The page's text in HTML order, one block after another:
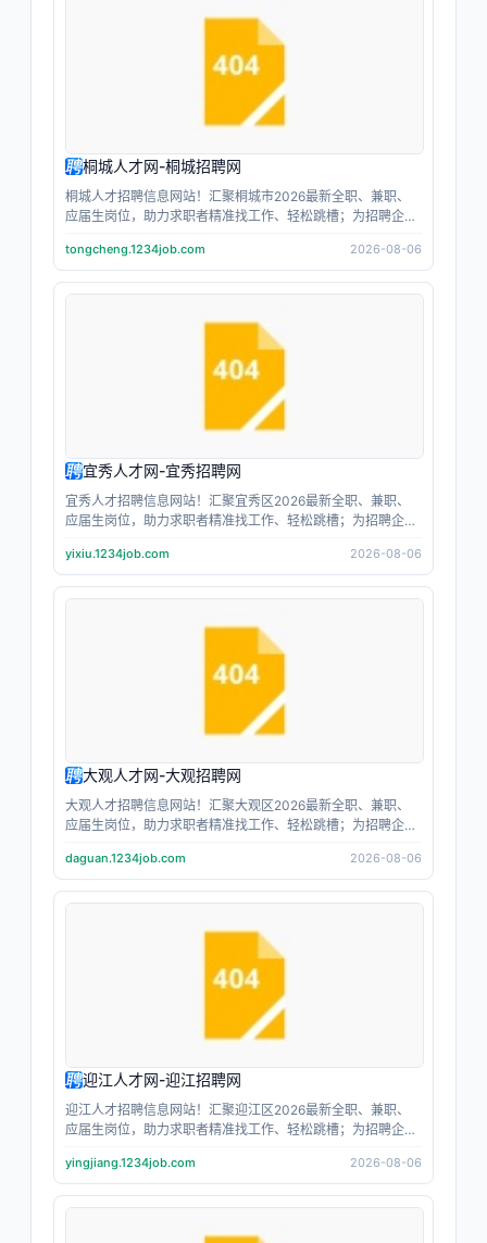
桐城人才网-桐城招聘网
桐城人才招聘信息网站！汇聚桐城市2026最新全职、兼职、
应届生岗位，助力求职者精准找工作、轻松跳槽；为招聘企业
才，上主角跳动；让每个人都成为职场主角。
tongcheng.1234job.com 2026-08-06
宜秀人才网-宜秀招聘网
宜秀人才招聘信息网站！汇聚宜秀区2026最新全职、兼职、
应届生岗位，助力求职者精准找工作、轻松跳槽；为招聘企业
才，上主角跳动；让每个人都成为职场主角。
yixiu.1234job.com 2026-08-06
大观人才网-大观招聘网
大观人才招聘信息网站！汇聚大观区2026最新全职、兼职、
应届生岗位，助力求职者精准找工作、轻松跳槽；为招聘企业
才，上主角跳动；让每个人都成为职场主角。
daguan.1234job.com 2026-08-06
迎江人才网-迎江招聘网
迎江人才招聘信息网站！汇聚迎江区2026最新全职、兼职、
应届生岗位，助力求职者精准找工作、轻松跳槽；为招聘企业
才，上主角跳动；让每个人都成为职场主角。
yingjiang.1234job.com 2026-08-06